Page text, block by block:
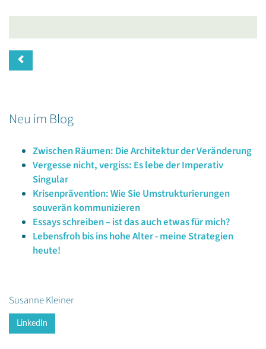
Neu im Blog
Zwischen Räumen: Die Architektur der Veränderung
Vergesse nicht, vergiss: Es lebe der Imperativ
Singular
Krisenprävention: Wie Sie Umstrukturierungen
souverän kommunizieren
Essays schreiben – ist das auch etwas für mich?
Lebensfroh bis ins hohe Alter - meine Strategien
heute!
Susanne Kleiner
LinkedIn